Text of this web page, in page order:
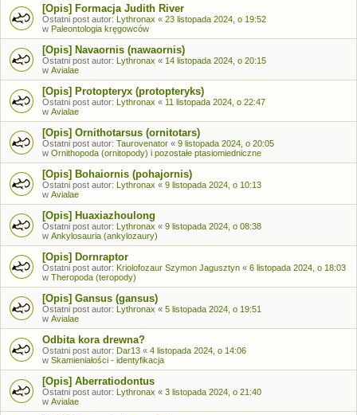
[Opis] Formacja Judith River
Ostatni post autor: Lythronax « 23 listopada 2024, o 19:52
w Paleontologia kręgowców
[Opis] Navaornis (nawaornis)
Ostatni post autor: Lythronax « 14 listopada 2024, o 20:15
w Avialae
[Opis] Protopteryx (protopteryks)
Ostatni post autor: Lythronax « 11 listopada 2024, o 22:47
w Avialae
[Opis] Ornithotarsus (ornitotars)
Ostatni post autor: Taurovenator « 9 listopada 2024, o 20:05
w Ornithopoda (ornitopody) i pozostałe ptasiomiedniczne
[Opis] Bohaiornis (pohajornis)
Ostatni post autor: Lythronax « 9 listopada 2024, o 10:13
w Avialae
[Opis] Huaxiazhoulong
Ostatni post autor: Lythronax « 9 listopada 2024, o 08:38
w Ankylosauria (ankylozaury)
[Opis] Dornraptor
Ostatni post autor: Kriolofozaur Szymon Jagusztyn « 6 listopada 2024, o 18:03
w Theropoda (teropody)
[Opis] Gansus (gansus)
Ostatni post autor: Lythronax « 5 listopada 2024, o 19:51
w Avialae
Odbita kora drewna?
Ostatni post autor: Dar13 « 4 listopada 2024, o 14:06
w Skamieniałości - identyfikacja
[Opis] Aberratiodontus
Ostatni post autor: Lythronax « 3 listopada 2024, o 21:40
w Avialae